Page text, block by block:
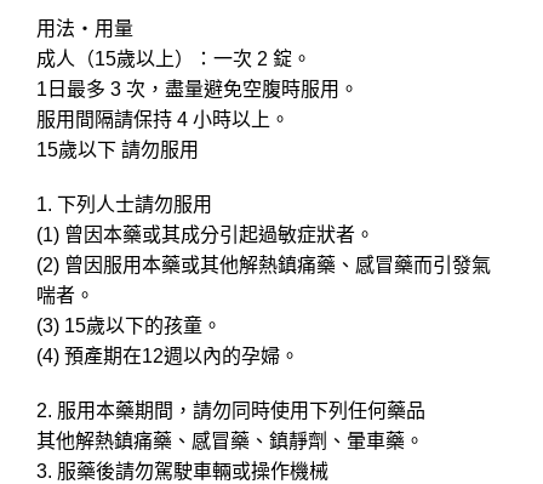
用法・用量
成人（15歲以上）：一次 2 錠。
1日最多 3 次，盡量避免空腹時服用。
服用間隔請保持 4 小時以上。
15歲以下 請勿服用
1. 下列人士請勿服用
(1) 曾因本藥或其成分引起過敏症狀者。
(2) 曾因服用本藥或其他解熱鎮痛藥、感冒藥而引發氣
喘者。
(3) 15歲以下的孩童。
(4) 預產期在12週以內的孕婦。
2. 服用本藥期間，請勿同時使用下列任何藥品
其他解熱鎮痛藥、感冒藥、鎮靜劑、暈車藥。
3. 服藥後請勿駕駛車輛或操作機械